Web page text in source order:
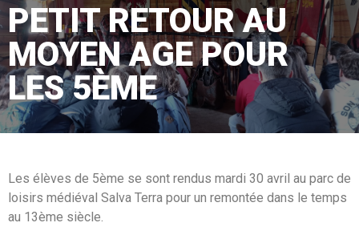
PETIT RETOUR AU
MOYEN AGE POUR
LES 5ÈME
Les élèves de 5ème se sont rendus mardi 30 avril au parc de
loisirs médiéval Salva Terra pour un remontée dans le temps
au 13ème siècle.